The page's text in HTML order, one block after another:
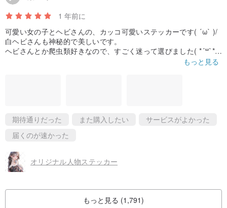
1 年前に
可愛い女の子とヘビさんの、カッコ可愛いステッカーです( ´ω` )/
白ヘビさんも神秘的で美しいです。
ヘビさんとか爬虫類好きなので、すごく迷って選びました( *´꒳`*)
もっと見る
期待通りだった また購入したい
サービスがよかった
届くのが速かった
オリジナル人物ステッカー
もっと見る (1,791)